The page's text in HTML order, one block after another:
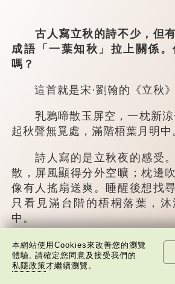
古人寫立秋的詩不少，但有
成語「一葉知秋」拉上關係
嗎？
這首就是宋·劉翰的《立秋》
乳鴉啼散玉屏空，一枕
起秋聲無覓處，滿階梧葉月明中
詩人寫的是立秋夜的感受。
散，屏風顯得分外空曠；枕邊
像有人搖扇送爽。睡醒後想找
只看見滿台階的梧桐落葉，
中。
古人認為梧桐是「靈樹...
本網站使用Cookies來改善您的瀏覽
體驗, 請確定您同意及接受我們的
私隱政策才繼續瀏覽。